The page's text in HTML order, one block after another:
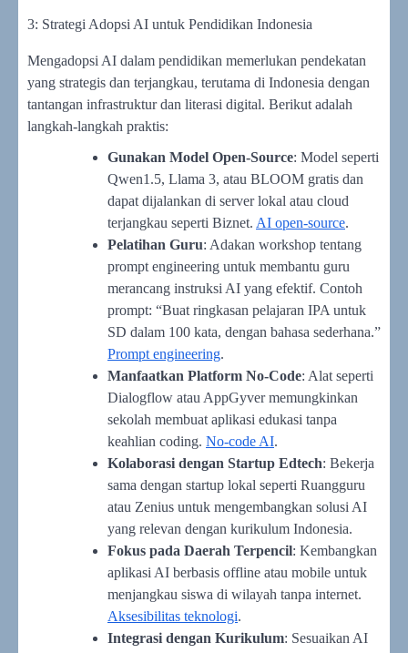
3: Strategi Adopsi AI untuk Pendidikan Indonesia
Mengadopsi AI dalam pendidikan memerlukan pendekatan
yang strategis dan terjangkau, terutama di Indonesia dengan
tantangan infrastruktur dan literasi digital. Berikut adalah
langkah-langkah praktis:
Gunakan Model Open-Source: Model seperti
Qwen1.5, Llama 3, atau BLOOM gratis dan
dapat dijalankan di server lokal atau cloud
terjangkau seperti Biznet. AI open-source.
Pelatihan Guru: Adakan workshop tentang
prompt engineering untuk membantu guru
merancang instruksi AI yang efektif. Contoh
prompt: “Buat ringkasan pelajaran IPA untuk
SD dalam 100 kata, dengan bahasa sederhana.”
Prompt engineering.
Manfaatkan Platform No-Code: Alat seperti
Dialogflow atau AppGyver memungkinkan
sekolah membuat aplikasi edukasi tanpa
keahlian coding. No-code AI.
Kolaborasi dengan Startup Edtech: Bekerja
sama dengan startup lokal seperti Ruangguru
atau Zenius untuk mengembangkan solusi AI
yang relevan dengan kurikulum Indonesia.
Fokus pada Daerah Terpencil: Kembangkan
aplikasi AI berbasis offline atau mobile untuk
menjangkau siswa di wilayah tanpa internet.
Aksesibilitas teknologi.
Integrasi dengan Kurikulum: Sesuaikan AI